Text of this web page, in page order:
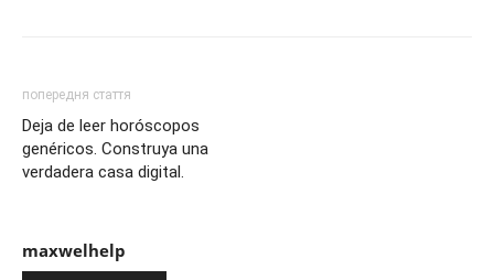
попередня стаття
Deja de leer horóscopos
genéricos. Construya una
verdadera casa digital.
maxwelhelp